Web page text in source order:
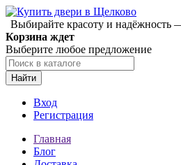
Выбирайте красоту и
Корзина ждет
Выберите любое предложение
Найти
Вход
Регистрация
Главная
Блог